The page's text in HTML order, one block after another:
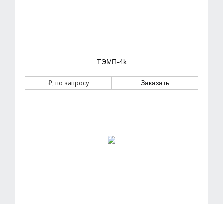
ТЭМП-4k
₽, по запросу Заказать